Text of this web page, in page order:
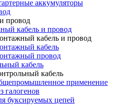
аккумуляторы
провод
кабель и провод
кабель и провод
кабель
провод
кабель
кабель
применение
галогенов
буксируемых цепей